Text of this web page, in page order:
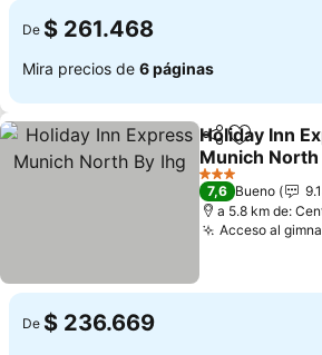
De $ 261.468
Mira precios de 6 páginas
Compartir
Agregar
Holiday Inn
Munich North
3 Estrellas
7,6 Bueno
a 5.8 km de:
Acceso al
De $ 236.669